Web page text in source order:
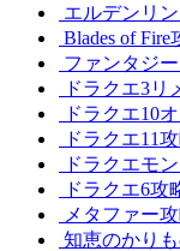
エルデンリ
Blades of Fire
ファンタジ
ドラクエ3リ
ドラクエ10
ドラクエ11
ドラクエモ
ドラクエ6攻
メタファー
知恵のかり